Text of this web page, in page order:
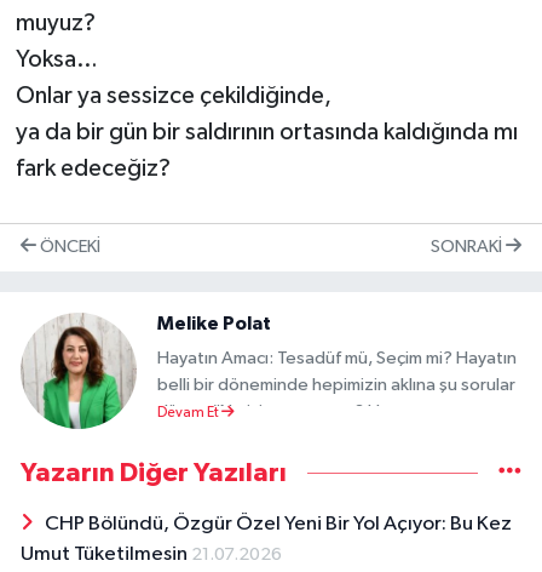
muyuz?
Yoksa…
Onlar ya sessizce çekildiğinde,
ya da bir gün bir saldırının ortasında kaldığında mı
fark edeceğiz?
ÖNCEKI SONRAKI
Melike Polat
Hayatın Amacı: Tesadüf mü, Seçim mi? Hayatın
belli bir döneminde hepimizin aklına şu sorular
düşer: “Ne için yaşıyorum? Hayatımın amacı
basit meraklardan ibaret değildir. Çünkü insan
kadar önemlidir. Amaç, bize yön verir, zor
zamanlarda ayağa kalkmamızı sağlar. Amacını
Devam Et
Yazarın Diğer Yazıları
CHP Bölündü, Özgür Özel Yeni Bir Yol Açıyor: Bu Kez
Umut Tüketilmesin 21.07.2026